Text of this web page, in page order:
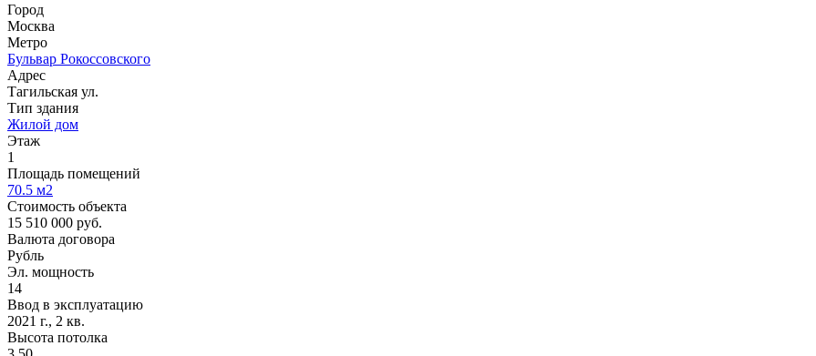
Город
Москва
Метро
Бульвар Рокоссовского
Адрес
Тагильская ул.
Тип здания
Жилой дом
Этаж
1
Площадь помещений
70.5 м2
Стоимость объекта
15 510 000 руб.
Валюта договора
Рубль
Эл. мощность
14
Ввод в эксплуатацию
2021 г., 2 кв.
Высота потолка